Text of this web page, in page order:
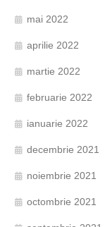
mai 2022
aprilie 2022
martie 2022
februarie 2022
ianuarie 2022
decembrie 2021
noiembrie 2021
octombrie 2021